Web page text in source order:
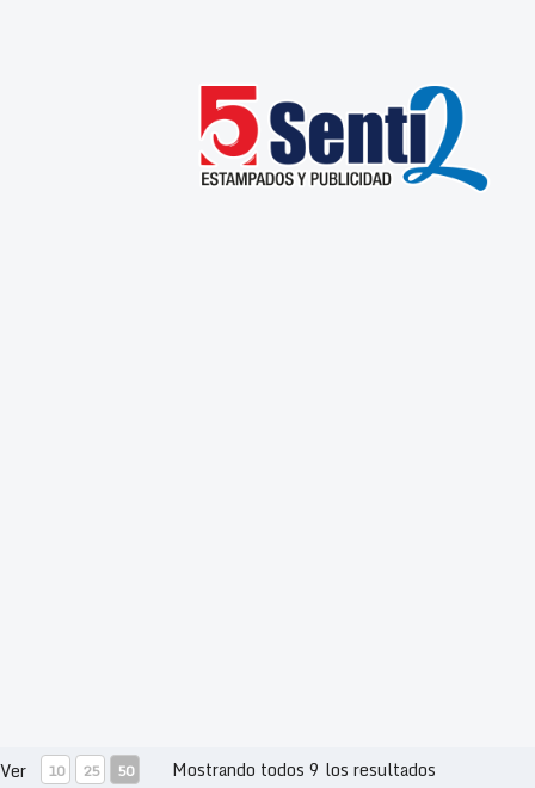
Ver 10 25 50 Mostrando todos 9 los resultados